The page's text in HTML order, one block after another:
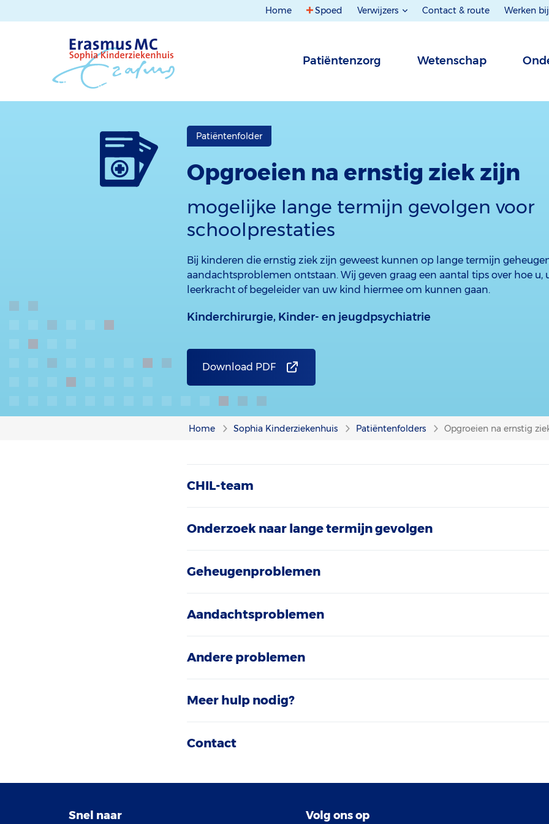
Home Spoed Verwijzers Contact & route Werken bij
Patiëntenzorg Wetenschap
Patiëntenfolder
Opgroeien na ernstig ziek zijn
mogelijke lange termijn gevolgen voor
schoolprestaties
Bij kinderen die ernstig ziek zijn geweest kunnen op lange termijn
aandachtsproblemen ontstaan. Wij geven graag een aantal tips over hoe u,
leerkracht of begeleider van uw kind hiermee om kunnen gaan.
Kinderchirurgie, Kinder- en jeugdpsychiatrie
Download PDF
Home Sophia Kinderziekenhuis Patiëntenfolders Opgroeien na ernstig
CHIL-team
Onderzoek naar lange termijn gevolgen
Geheugenproblemen
Aandachtsproblemen
Andere problemen
Meer hulp nodig?
Contact
Snel naar Volg ons op